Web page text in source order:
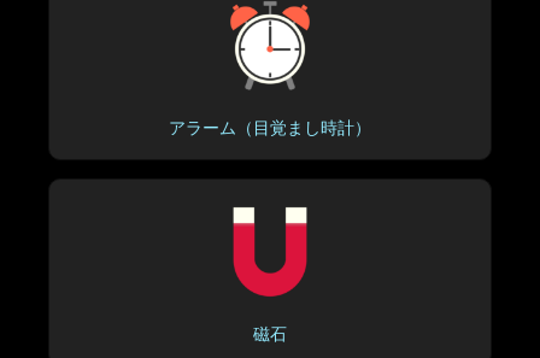
アラーム（目覚まし時計）
磁石